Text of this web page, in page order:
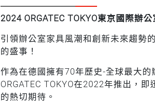
2024 ORGATEC TOKYO東京國際辦
引領辦公室家具風潮和創新未來趨勢
的盛事！
作為在德國擁有70年歷史-全球最大的
ORGATEC TOKYO在2022年推出，
的熱切期待。